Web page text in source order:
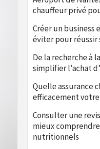
chauffeur privé
Créer un business
éviter pour
De la recherche à
simplifier l’achat
Quelle assurance
efficacement
Consulter une
mieux
nutritionnels